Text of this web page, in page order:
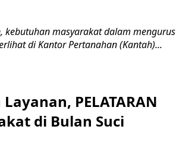
kebutuhan masyarakat dalam mengurus
di Kantor Pertanahan (Kantah)...
PELATARAN
di Bulan Suci